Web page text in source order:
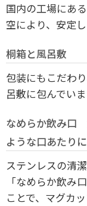
国内の工場にあ
空により、安定
桐箱と風呂敷
包装にもこだわ
呂敷に包んでいま
なめらか飲み口
ような口あたりに
ステンレスの清
「なめらか飲み
ことで、マグカ